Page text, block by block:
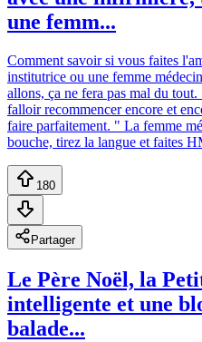
une femm...
Comment savoir si vous faites
institutrice ou une femme
allons, ça ne fera pas mal du
falloir recommencer encore et
faire parfaitement. " La femme
bouche, tirez la langue et faites
180
Partager
Le Père Noël, la
intelligente et une
balade...